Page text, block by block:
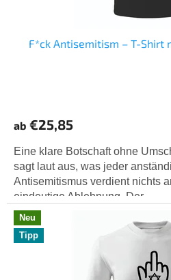
F*ck Antisemitism – T-Shirt
ab €25,85
Eine klare Botschaft ohne
sagt laut aus, was jeder
Antisemitismus verdient nichts
eindeutige Ablehnung. Der...
Neu
Tipp